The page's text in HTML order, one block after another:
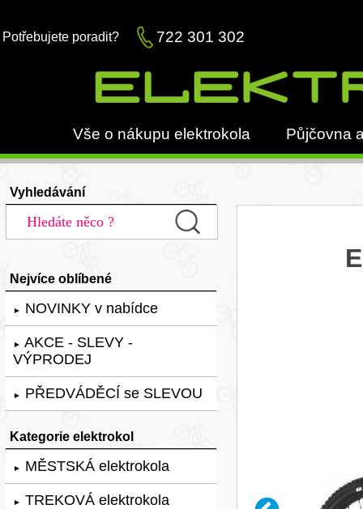
Potřebujete poradit? 722 301 302
Vše o nákupu elektrokola Půjčovna
Vyhledávání
Nejvíce oblíbené
► NOVINKY v nabídce
► AKCE - SLEVY -
VÝPRODEJ
► PŘEDVÁDĚCÍ se SLEVOU
Kategorie elektrokol
► MĚSTSKÁ elektrokola
► TREKOVÁ elektrokola